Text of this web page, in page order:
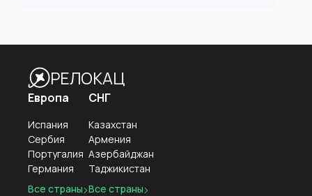
🌐 vmeste.info
РЕЛОКАЦ
Европа
Испания
Сербия
Португалия
Германия
Все страны
СНГ
Казахстан
Армения
Азербайджан
Таджикистан
Все страны